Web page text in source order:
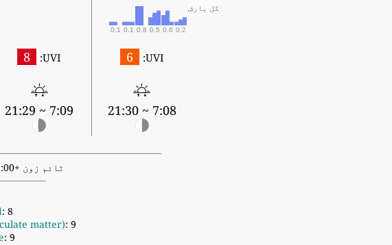
کل بارش
0.2
0.6
0.5
0.8
0.1
0.1
UVI:
6
7:08 ~ 21:30
UVI:
8
7:09 ~ 21:29
ٹائم زون +02:00 کا استعمال کرتے ہوئے پیشین گوئی کی گئی
: 8 گھنٹے قبل
matter): 9 گھنٹے قبل
: 9 گھنٹے قبل